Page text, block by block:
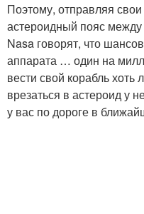
Поэтому, отправляя
астероидный пояс
Nasa говорят, что
аппарата … один на
вести свой корабль
врезаться в астероид у
у вас по дороге в